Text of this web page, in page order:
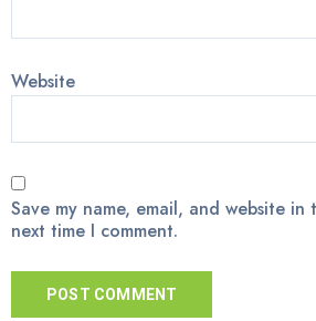
Website
Save my name, email, and website
next time I comment.